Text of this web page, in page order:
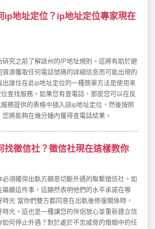
ip地址定位？ip地址定位專家現在
研究之前了解該州的IP地址規則。這將有助於避
資源獲取任何電話號碼的詳細信息而可能出現的
出誰住在此ip地址定位的一種簡單方法是使用來
查找服務。如果您有查電話，那麼您可以在反
務提供的表格中插入該ip地址定位，然後按照
將能夠在幾分鐘內獲得查電話結果。
找徵信社？徵信社現在這樣教你
必須確保出軌方願意切斷外遇的聯繫徵信社。如
繼續這件事，這顯然表明他們的水平承諾在哪
光 當你們雙方都同意在出軌後修復關係時，
時光。這也是一種讓您的伴侶放心並重新建立信
如何停止外遇？對於處於不忠威脅的婚姻中的任